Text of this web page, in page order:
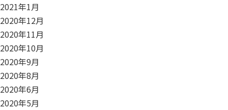
2021年1月
2020年12月
2020年11月
2020年10月
2020年9月
2020年8月
2020年6月
2020年5月